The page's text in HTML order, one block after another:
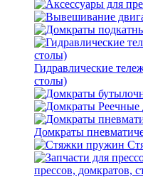
Гидравлические
столы)
Домкраты
прессов, домкратов,